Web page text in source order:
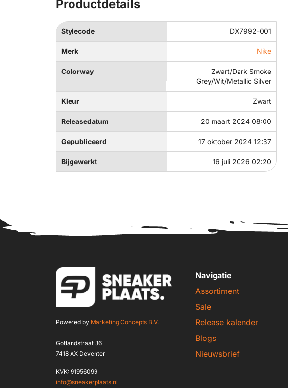
Productdetails
Stylecode DX7992-001
Merk Nike
Colorway
Zwart/Dark Smoke
Grey/Wit/Metallic Silver
Kleur Zwart
Releasedatum 20 maart 2024 08:00
Gepubliceerd 17 oktober 2024 12:37
Bijgewerkt 16 juli 2026 02:20
Powered by Marketing Concepts B.V.
Gotlandstraat 36
7418 AX Deventer
KVK: 91956099
info@sneakerplaats.nl
Navigatie
Assortiment
Sale
Release kalender
Blogs
Nieuwsbrief